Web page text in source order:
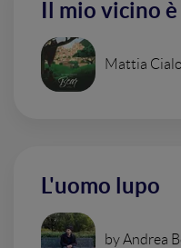
Il mio vicino
Mattia
L'uomo lupo
by Andrea